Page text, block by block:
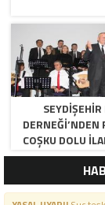
DERNEĞI’NDEN
COŞKU DOLU